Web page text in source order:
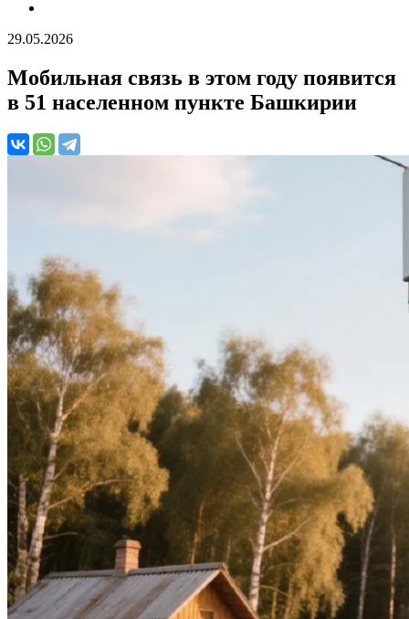
29.05.2026
Мобильная связь в этом году появится
в 51 населенном пункте Башкирии